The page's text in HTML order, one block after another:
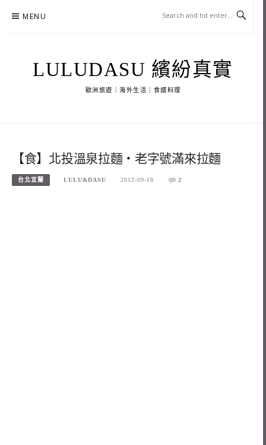
MENU
LULUDASU 繽紛真實
歐洲旅遊｜海外生活｜食譜料理
【食】北投溫泉拉麵‧老字號滿來拉麵
台北宜蘭 LULU&DASU 2012-09-18 2